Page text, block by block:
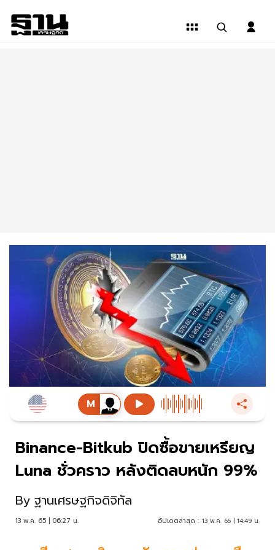
Binance-Bitkub ปิดซื้อขายเหรียญ
Luna ชั่วคราว หลังติดลบหนัก 99%
By ฐานเศรษฐกิจดิจิทัล
13 พ.ค. 65 | 06:27 น. อัปเดตล่าสุด : 13 พ.ค. 65 | 14:49 น.